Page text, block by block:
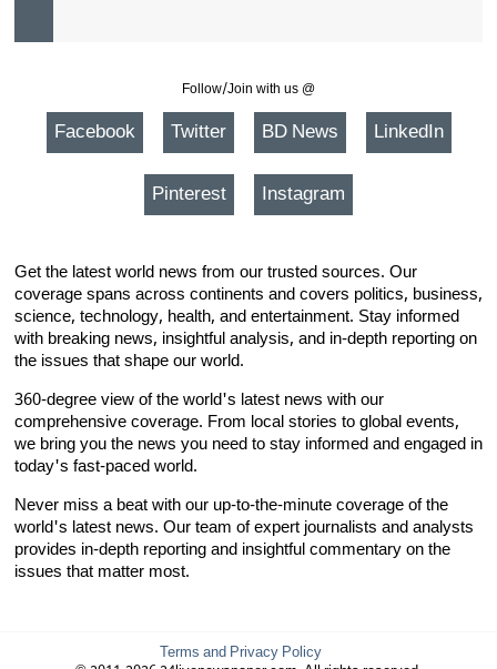
Follow/Join with us @
Facebook Twitter BD News LinkedIn
Pinterest Instagram
Get the latest world news from our trusted sources. Our
coverage spans across continents and covers politics, business,
science, technology, health, and entertainment. Stay informed
with breaking news, insightful analysis, and in-depth reporting on
the issues that shape our world.
360-degree view of the world's latest news with our
comprehensive coverage. From local stories to global events,
we bring you the news you need to stay informed and engaged in
today's fast-paced world.
Never miss a beat with our up-to-the-minute coverage of the
world's latest news. Our team of expert journalists and analysts
provides in-depth reporting and insightful commentary on the
issues that matter most.
Terms and Privacy Policy